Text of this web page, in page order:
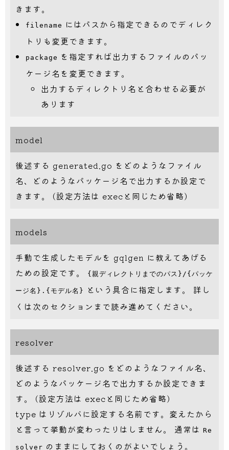
きます。
filename
にはパスから指定できるのでディレク
トリも変更できます。
package を指定すれば出力するファイルのパッ
ケージ名を変更できます。
出力するディレクトリ名と合わせる必要が
あります
model
後述する generated.go をどのようなファイル
名、どのようなパッケージ名で出力するか設定で
きます。 (設定方法は execと同じため省略)
models
手動で生成したモデルを gqlgen に教えてあげる
ための設定です。
{親ディレクトリまでのパス}/{パッケ
ージ名}.{モデル名}
という具合に指定します。 詳し
くは次のセクションまで読み進めてください。
resolver
後述する resolver.go をどのようなファイル名、
どのようなパッケージ名で出力するか設定できま
す。 (設定方法は execと同じため省略)
type はリゾルバに設定する名前です。変えたから
と言って挙動が変わったりはしません。 通常は Re
solver のままにしておくのがよいでしょう。